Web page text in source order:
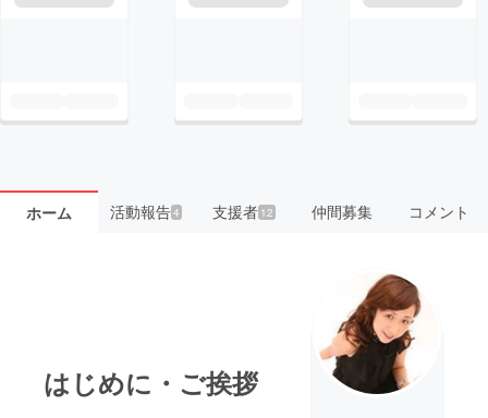
ホーム 活動報告4 支援者 12 仲間募集 コメント
はじめに・ご挨拶